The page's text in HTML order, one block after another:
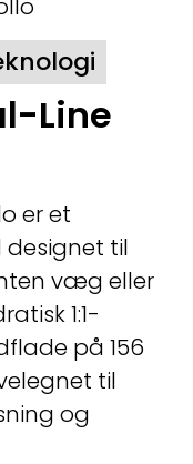
Line
er et
til
væg eller
1:1-
på 156
til
og